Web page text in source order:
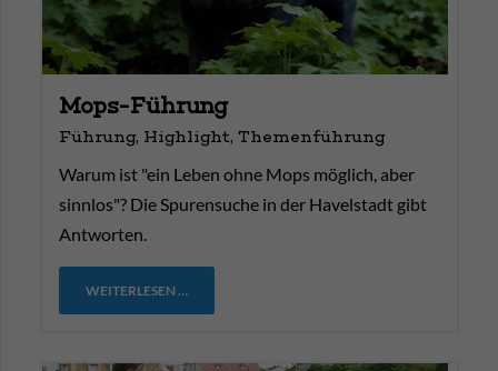
Mops-Führung
Führung, Highlight, Themenführung
Warum ist "ein Leben ohne Mops möglich, aber
sinnlos"? Die Spurensuche in der Havelstadt gibt
Antworten.
WEITERLESEN …